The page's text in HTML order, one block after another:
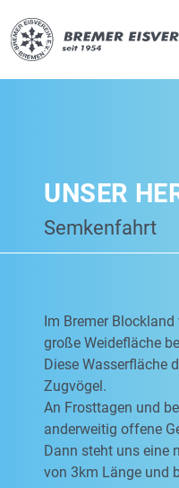
UNSER
Semkenfahrt
Im Bremer
große Weidefläche
Diese Wasserfläche
Zugvögel.
An Frosttagen und
anderweitig offene
Dann steht uns eine
von 3km Länge und